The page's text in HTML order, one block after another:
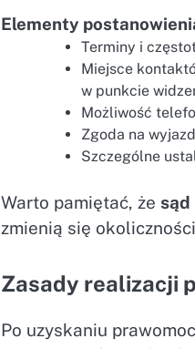
Elementy
Terminy i
Miejsce
w punkcie
Możliwość
Zgoda na
Szczególne
Warto pamiętać, że sąd
zmienią się
Zasady realizacji
Po uzyskaniu